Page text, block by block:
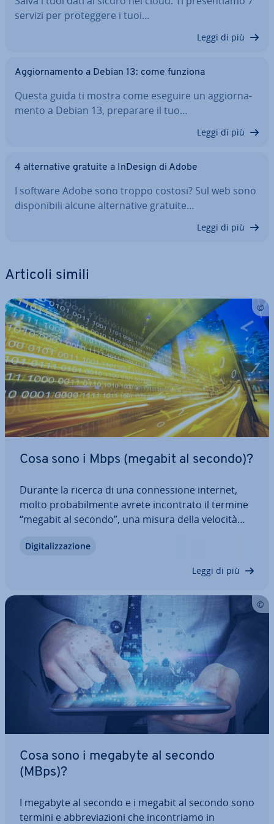
servizi per pro­teg­ge­re i tuoi…
Leggi di più
Ag­gior­na­men­to a Debian 13: come funziona
Questa guida ti mostra come eseguire un ag­gior­na­
men­to a Debian 13, preparare il tuo…
Leggi di più
4 al­ter­na­ti­ve gratuite a InDesign di Adobe
I software Adobe sono troppo costosi? Sul web sono
di­spo­ni­bi­li alcune al­ter­na­ti­ve gratuite…
Leggi di più
Articoli simili
Cosa sono i Mbps (megabit al secondo)?
Durante la ricerca di una con­nes­sio­ne internet,
molto pro­ba­bil­men­te avrete in­con­tra­to il termine
“megabit al secondo”, una misura della velocità
quale velocità è la scelta giusta per voi in base
Di­gi­ta­liz­za­zio­ne
Leggi di più
Cosa sono i megabyte al secondo
(MBps)?
I megabyte al secondo e i megabit al secondo sono
termini e ab­bre­via­zio­ni che in­con­tria­mo in